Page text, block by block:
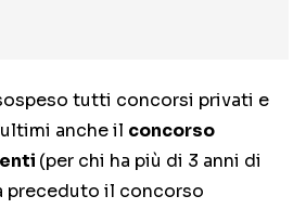
tutti concorsi privati e
anche il concorso
(per chi ha più di 3 anni di
preceduto il concorso